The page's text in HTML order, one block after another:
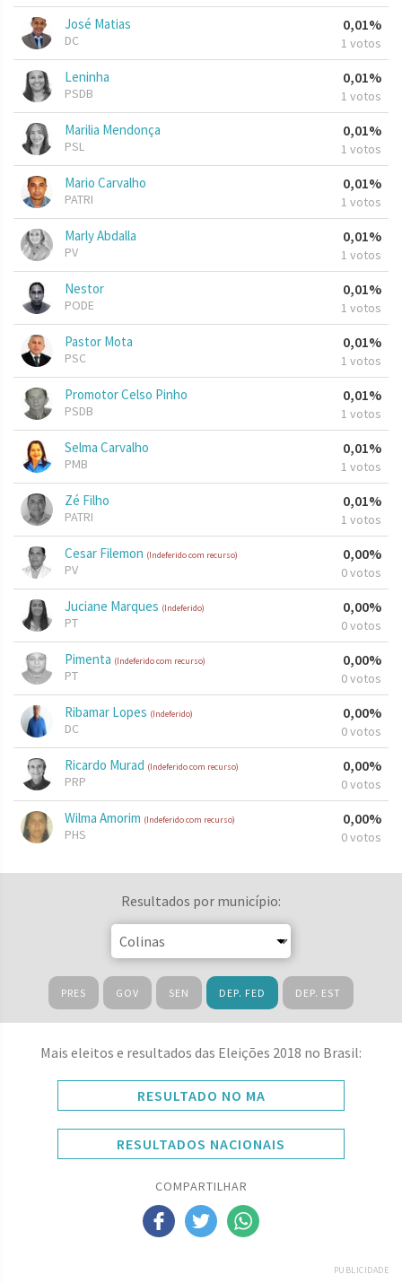
José Matias
DC
0,01%
1 votos
Leninha
PSDB
0,01%
1 votos
Marilia Mendonça
PSL
0,01%
1 votos
Mario Carvalho
PATRI
0,01%
1 votos
Marly Abdalla
PV
0,01%
1 votos
Nestor
PODE
0,01%
1 votos
Pastor Mota
PSC
0,01%
1 votos
Promotor Celso Pinho
PSDB
0,01%
1 votos
Selma Carvalho
PMB
0,01%
1 votos
Zé Filho
PATRI
0,01%
1 votos
Cesar Filemon (Indeferido com recurso)
PV
0,00%
0 votos
Juciane Marques (Indeferido)
PT
0,00%
0 votos
Pimenta (Indeferido com recurso)
PT
0,00%
0 votos
Ribamar Lopes (Indeferido)
DC
0,00%
0 votos
Ricardo Murad (Indeferido com recurso)
PRP
0,00%
0 votos
Wilma Amorim (Indeferido com recurso)
PHS
0,00%
0 votos
Resultados por município:
PRES GOV SEN DEP. FED DEP. EST
Mais eleitos e resultados das Eleições 2018 no Brasil:
RESULTADO NO MA
RESULTADOS NACIONAIS
COMPARTILHAR
PUBLICIDADE